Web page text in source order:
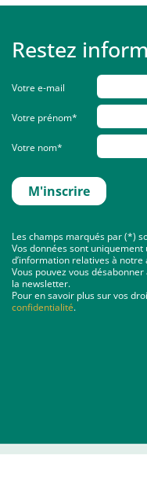
Restez
Votre e-mail
Votre prénom*
Votre nom*
Les champs marqués par (*)
Vos données sont
d’information relatives à notre
Vous pouvez vous
la newsletter.
Pour en savoir plus sur vos
confidentialité.